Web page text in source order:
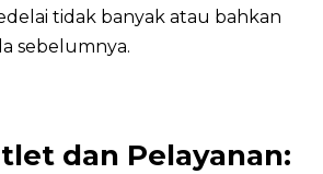
tidak banyak atau bahkan
sebelumnya.
dan Pelayanan: